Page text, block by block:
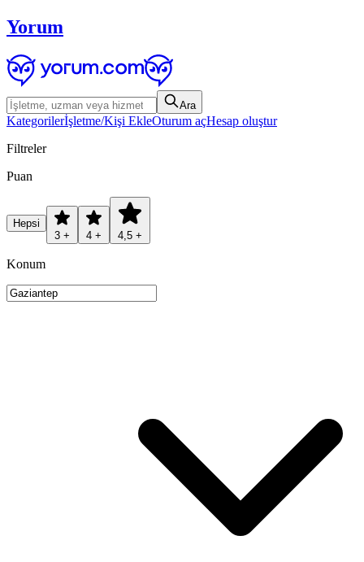
Yorum
Ara
Kategorilerİşletme/Kişi EkleOturum açHesap oluştur
Filtreler
Puan
Hepsi
3 +
4 + 4,5 +
Konum